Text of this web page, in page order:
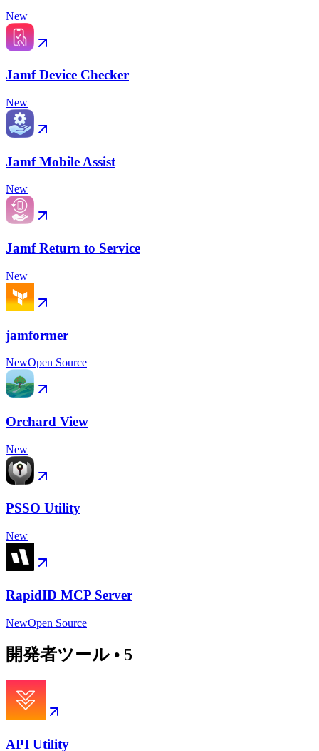
New
Jamf Device Checker
New
Jamf Mobile Assist
New
Jamf Return to Service
New
jamformer
NewOpen Source
Orchard View
New
PSSO Utility
New
RapidID MCP Server
NewOpen Source
開発者ツール • 5
API Utility